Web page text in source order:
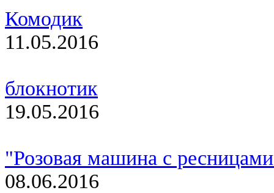
Комодик
11.05.2016
блокнотик
19.05.2016
"Розовая машина с
08.06.2016